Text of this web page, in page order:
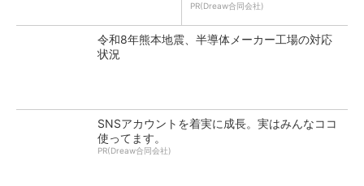
PR(Dreaw合同会社)
令和8年熊本地震、半導体メーカー工場の対応
状況
SNSアカウントを着実に成長。実はみんなココ
使ってます。
PR(Dreaw合同会社)